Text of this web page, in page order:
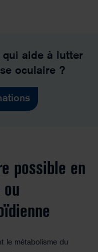
qui aide à lutter
oculaire ?
possible en
le métabolisme du